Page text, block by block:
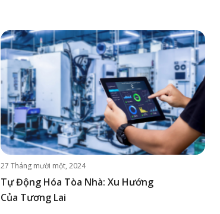
27 Tháng mười một, 2024
Tự Động Hóa Tòa Nhà: Xu Hướng
Của Tương Lai